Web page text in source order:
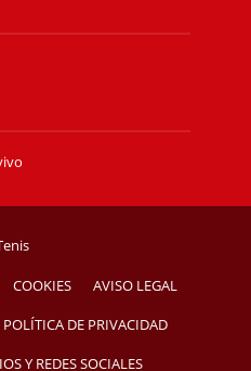
COOKIES AVISO LEGAL
POLÍTICA DE PRIVACIDAD
Y REDES SOCIALES